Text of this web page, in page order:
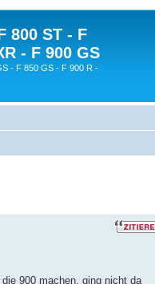
800 ST - F
- F 900 GS
- F 850 GS - F 900 R -
900 machen, ging nicht da